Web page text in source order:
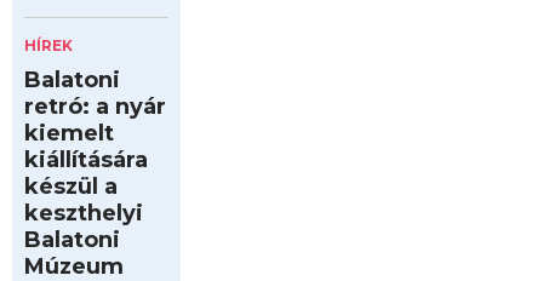
HÍREK
Balatoni
retró: a nyár
kiemelt
kiállítására
készül a
keszthelyi
Balatoni
Múzeum